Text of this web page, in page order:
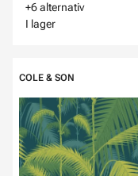
+6 alternativ
I lager
COLE & SON